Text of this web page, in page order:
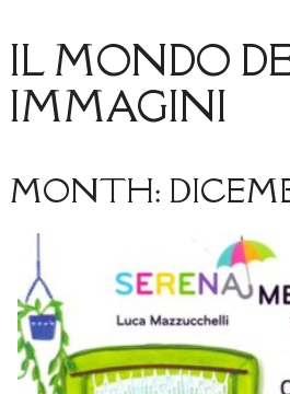
IL MONDO
IMMAGINI
to
content
MONTH: